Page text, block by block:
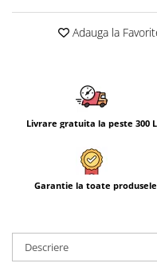
Adauga la
Livrare gratuita la peste 300
Garantie la toate produsele
Descriere